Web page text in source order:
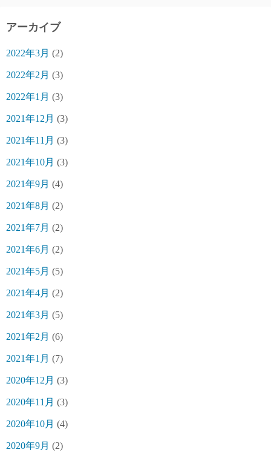
アーカイブ
2022年3月 (2)
2022年2月 (3)
2022年1月 (3)
2021年12月 (3)
2021年11月 (3)
2021年10月 (3)
2021年9月 (4)
2021年8月 (2)
2021年7月 (2)
2021年6月 (2)
2021年5月 (5)
2021年4月 (2)
2021年3月 (5)
2021年2月 (6)
2021年1月 (7)
2020年12月 (3)
2020年11月 (3)
2020年10月 (4)
2020年9月 (2)